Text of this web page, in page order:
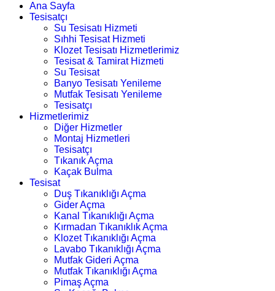
Ana Sayfa
Tesisatçı
Su Tesisatı Hizmeti
Sıhhi Tesisat Hizmeti
Klozet Tesisatı Hizmetlerimiz
Tesisat & Tamirat Hizmeti
Su Tesisat
Banyo Tesisatı Yenileme
Mutfak Tesisatı Yenileme
Tesisatçı
Hizmetlerimiz
Diğer Hizmetler
Montaj Hizmetleri
Tesisatçı
Tıkanık Açma
Kaçak Bulma
Tesisat
Duş Tıkanıklığı Açma
Gider Açma
Kanal Tıkanıklığı Açma
Kırmadan Tıkanıklık Açma
Klozet Tıkanıklığı Açma
Lavabo Tıkanıklığı Açma
Mutfak Gideri Açma
Mutfak Tıkanıklığı Açma
Pimaş Açma